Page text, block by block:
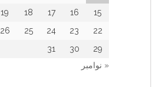
15
16
17
18
19
22
23
24
25
26
29
30
31
« نوامبر